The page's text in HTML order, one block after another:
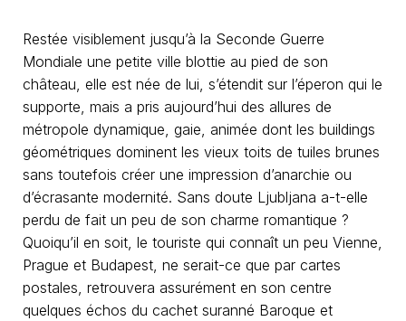
Restée visiblement jusqu’à la Seconde Guerre
Mondiale une petite ville blottie au pied de son
château, elle est née de lui, s’étendit sur l’éperon qui le
supporte, mais a pris aujourd’hui des allures de
métropole dynamique, gaie, animée dont les buildings
géométriques dominent les vieux toits de tuiles brunes
sans toutefois créer une impression d’anarchie ou
d’écrasante modernité. Sans doute Ljubljana a-t-elle
perdu de fait un peu de son charme romantique ?
Quoiqu’il en soit, le touriste qui connaît un peu Vienne,
Prague et Budapest, ne serait-ce que par cartes
postales, retrouvera assurément en son centre
quelques échos du cachet suranné Baroque et